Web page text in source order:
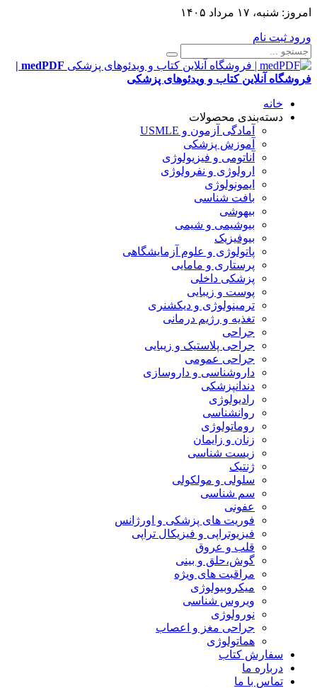
امروز: شنبه، ۱۷ مرداد ۱۴۰۵
ورود ثبت نام
medPDF |
فروشگاه آنلاین کتاب و ویدئوهای پزشکی
خانه
دسته‌بندی محصولات
آمادگی آزمون و USMLE
آموزش پزشکی
آناتومی و فیزیولوژی
ارولوژی و نفرولوژی
ایمونولوژی
بافت شناسی
بیهوشی
بیوشیمی و شیمی
بیوفیزیک
پاتولوژی و علوم آزمایشگاهی
پرستاری و مامایی
پزشکی داخلی
پوست و زیبایی
ترمینولوژی و دیکشنری
تغذیه و رژیم درمانی
جراحی
جراحی پلاستیک و زیبایی
جراحی عمومی
داروشناسی و داروسازی
دندانپزشکی
رادیولوژی
روانشناسی
روماتولوژی
زنان و زایمان
زیست شناسی
ژنتیک
سلولی و مولکولی
سم شناسی
عفونی
فوریت های پزشکی و اورژانس
فیزیوتراپی و فیزیکال تراپی
قلب و عروق
گوش،حلق و بینی
مراقبت های ویژه
میکروبیولوژی
ویروس شناسی
نورولوژی
جراحی مغز و اعصاب
هماتولوژی
سفارش کتاب
درباره ما
تماس با ما